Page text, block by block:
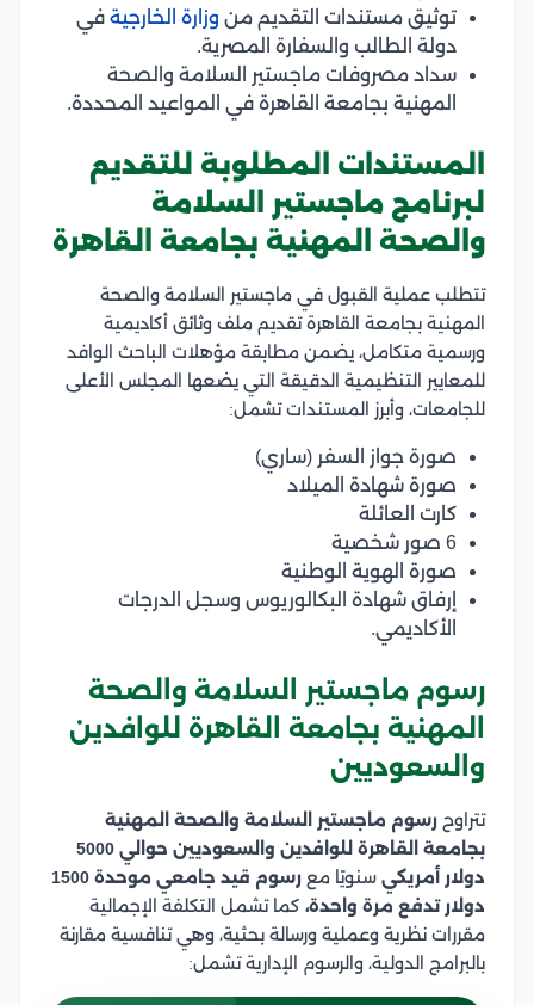
توثيق مستندات التقديم من وزارة الخارجية في
دولة الطالب والسفارة المصرية.
سداد مصروفات ماجستير السلامة والصحة
المهنية بجامعة القاهرة في المواعيد المحددة.
المستندات المطلوبة للتقديم
لبرنامج ماجستير السلامة
والصحة المهنية بجامعة القاهرة
تتطلب عملية القبول في ماجستير السلامة والصحة
المهنية بجامعة القاهرة تقديم ملف وثائق أكاديمية
ورسمية متكامل، يضمن مطابقة مؤهلات الباحث الوافد
للمعايير التنظيمية الدقيقة التي يضعها المجلس الأعلى
للجامعات، وأبرز المستندات تشمل:
صورة جواز السفر (ساري)
صورة شهادة الميلاد
كارت العائلة
6 صور شخصية
صورة الهوية الوطنية
إرفاق شهادة البكالوريوس وسجل الدرجات
الأكاديمي.
رسوم ماجستير السلامة والصحة
المهنية بجامعة القاهرة للوافدين
والسعوديين
تتراوح رسوم ماجستير السلامة والصحة المهنية
بجامعة القاهرة للوافدين والسعوديين حوالي 5000
دولار أمريكي سنويًا مع
رسوم قيد جامعي موحدة 1500
دولار تدفع مرة واحدة، كما تشمل التكلفة الإجمالية
مقررات نظرية وعملية ورسالة بحثية، وهي تنافسية مقارنة
بالبرامج الدولية، والرسوم الإدارية تشمل: